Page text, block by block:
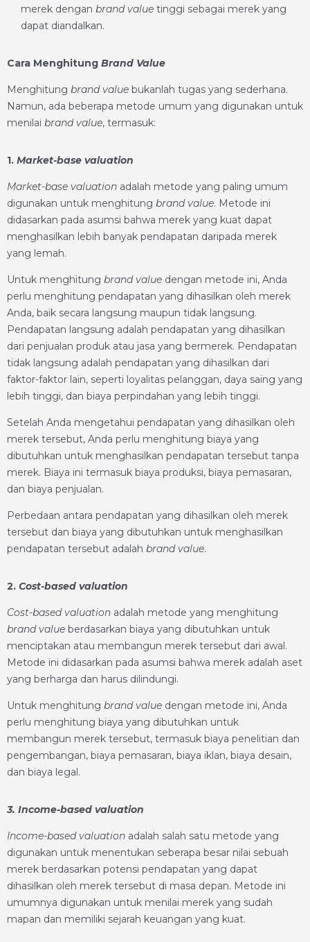
merek dengan brand value tinggi sebagai merek yang
dapat diandalkan.
Cara Menghitung Brand Value
Menghitung brand value bukanlah tugas yang sederhana.
Namun, ada beberapa metode umum yang digunakan untuk
menilai brand value, termasuk:
1. Market-base valuation
Market-base valuation adalah metode yang paling umum
digunakan untuk menghitung brand value. Metode ini
didasarkan pada asumsi bahwa merek yang kuat dapat
menghasilkan lebih banyak pendapatan daripada merek
yang lemah.
Untuk menghitung brand value dengan metode ini, Anda
perlu menghitung pendapatan yang dihasilkan oleh merek
Anda, baik secara langsung maupun tidak langsung.
Pendapatan langsung adalah pendapatan yang dihasilkan
dari penjualan produk atau jasa yang bermerek. Pendapatan
tidak langsung adalah pendapatan yang dihasilkan dari
faktor-faktor lain, seperti loyalitas pelanggan, daya saing yang
lebih tinggi, dan biaya perpindahan yang lebih tinggi.
Setelah Anda mengetahui pendapatan yang dihasilkan oleh
merek tersebut, Anda perlu menghitung biaya yang
dibutuhkan untuk menghasilkan pendapatan tersebut tanpa
merek. Biaya ini termasuk biaya produksi, biaya pemasaran,
dan biaya penjualan.
Perbedaan antara pendapatan yang dihasilkan oleh merek
tersebut dan biaya yang dibutuhkan untuk menghasilkan
pendapatan tersebut adalah brand value.
2. Cost-based valuation
Cost-based valuation adalah metode yang menghitung
brand value berdasarkan biaya yang dibutuhkan untuk
menciptakan atau membangun merek tersebut dari awal.
Metode ini didasarkan pada asumsi bahwa merek adalah aset
yang berharga dan harus dilindungi.
Untuk menghitung brand value dengan metode ini, Anda
perlu menghitung biaya yang dibutuhkan untuk
membangun merek tersebut, termasuk biaya penelitian dan
pengembangan, biaya pemasaran, biaya iklan, biaya desain,
dan biaya legal.
3. Income-based valuation
Income-based valuation adalah salah satu metode yang
digunakan untuk menentukan seberapa besar nilai sebuah
merek berdasarkan potensi pendapatan yang dapat
dihasilkan oleh merek tersebut di masa depan. Metode ini
umumnya digunakan untuk menilai merek yang sudah
mapan dan memiliki sejarah keuangan yang kuat.